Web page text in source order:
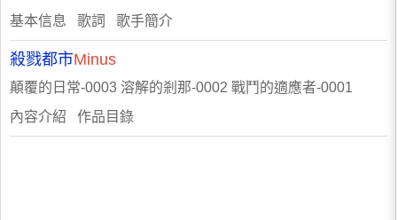
基本信息 歌詞 歌手簡介
殺戮都市Minus
顛覆的日常-0003 溶解的剎那-0002 戰鬥的適應者-0001
內容介紹 作品目錄